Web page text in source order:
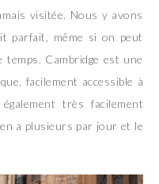
visitée. Nous y avons
parfait, même si on peut
Cambridge est une
facilement accessible à
très facilement
a plusieurs par jour et le